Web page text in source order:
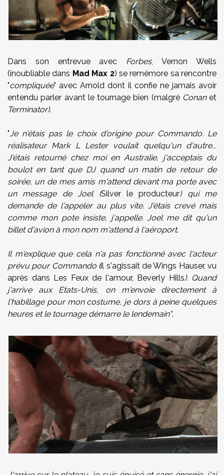
Dans son entrevue avec Forbes, Vernon Wells
(inoubliable dans Mad Max 2) se remémore sa rencontre
"compliquée" avec Arnold dont il confie ne jamais avoir
entendu parler avant le tournage bien (malgré Conanet
Terminator).
"Je n'étais pas le choix d'origine pour Commando. Le
réalisateur Mark L Lester voulait quelqu'un d'autre...
J'étais retourné chez moi en Australie, j'acceptais du
boulot en tant que DJ quand un matin de retour de
soirée, un de mes amis m'attend devant ma porte avec
un message de Joel (Silver le producteur) qui me
demande de l'appeler au plus vite. J'étais crevé mais
comme mon pote insiste, j'appelle. Joel me dit qu'un
billet d'avion à mon nom m'attend à l'aéroport.
Il m'explique que cela n'a pas fonctionné avec l'acteur
prévu pour Commando (il s'agissait de Wings Hauser, vu
après dans Les Feux de l'amour, Beverly Hills). Quand
j'arrive aux Etats-Unis, on m'envoie directement à
l'habillage pour mon costume, je dors à peine quelques
heures et le tournage démarre le lendemain".